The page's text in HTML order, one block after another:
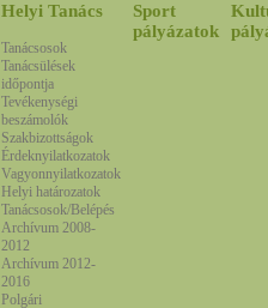
Helyi Tanács
Tanácsosok
Tanácsülések
időpontja
Tevékenységi
beszámolók
Szakbizottságok
Érdeknyilatkozatok
Vagyonnyilatkozatok
Helyi határozatok
Tanácsosok/Belépés
Archívum 2008-
2012
Archívum 2012-
2016
Polgári
Sport
pályázatok